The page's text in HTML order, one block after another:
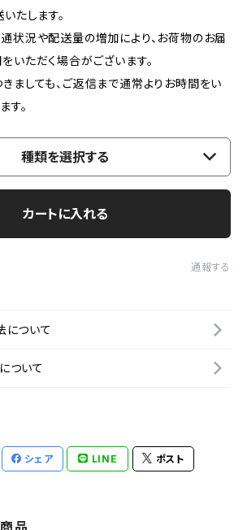
たします。
状況や配送量の増加により、お荷物のお届
いただく場合がございます。
ましても、ご返信まで通常よりお時間をい
す。
種類を選択する
カートに入れる
通報する
について
ついて
シェア LINE ポスト
品